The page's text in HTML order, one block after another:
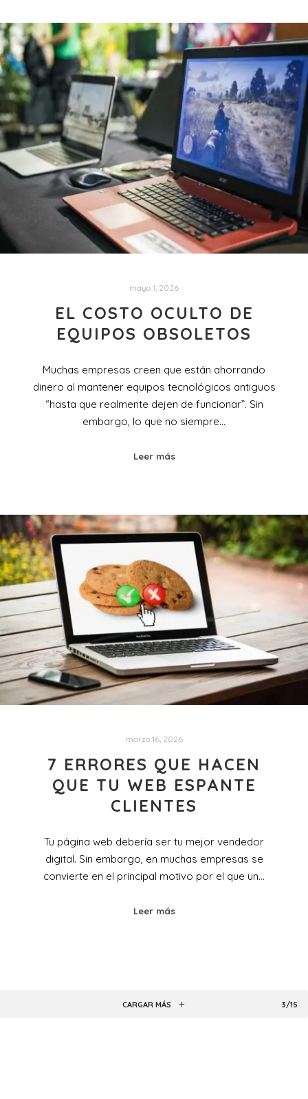
mayo 1, 2026
EL COSTO OCULTO DE
EQUIPOS OBSOLETOS
Muchas empresas creen que están ahorrando
dinero al mantener equipos tecnológicos antiguos
“hasta que realmente dejen de funcionar”. Sin
embargo, lo que no siempre…
Leer más
marzo 16, 2026
7 ERRORES QUE HACEN
QUE TU WEB ESPANTE
CLIENTES
Tu página web debería ser tu mejor vendedor
digital. Sin embargo, en muchas empresas se
convierte en el principal motivo por el que un…
Leer más
CARGAR MÁS 3/15